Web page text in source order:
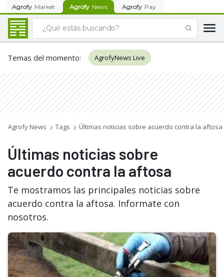
Agrofy Market Agrofy News Agrofy Pay
Temas del momento: AgrofyNews Live
Agrofy News Tags Últimas noticias sobre acuerdo contra la aftosa
Últimas noticias sobre
acuerdo contra la aftosa
Te mostramos las principales noticias sobre
acuerdo contra la aftosa. Informate con
nosotros.